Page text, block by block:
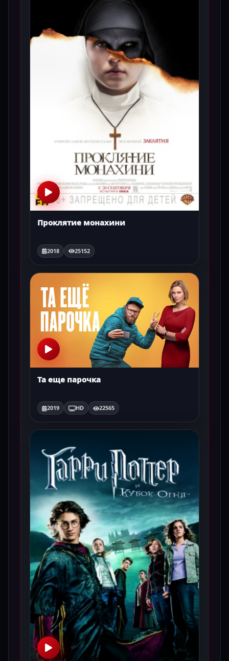
Проклятие монахини
2018 25152
Та еще парочка
2019 HD 22565